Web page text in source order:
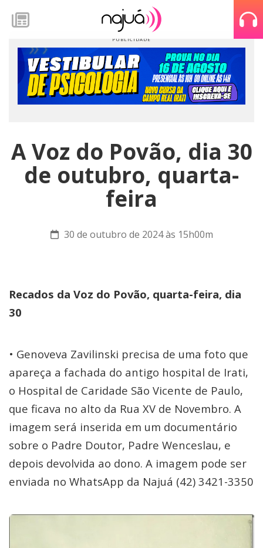
A Voz do Povão, dia 30
de outubro, quarta-
feira
30 de outubro de 2024 às 15h00m
Recados da Voz do Povão, quarta-feira, dia
30
• Genoveva Zavilinski precisa de uma foto que
apareça a fachada do antigo hospital de Irati,
o Hospital de Caridade São Vicente de Paulo,
que ficava no alto da Rua XV de Novembro. A
imagem será inserida em um documentário
sobre o Padre Doutor, Padre Wenceslau, e
depois devolvida ao dono. A imagem pode ser
enviada no WhatsApp da Najuá (42) 3421-3350